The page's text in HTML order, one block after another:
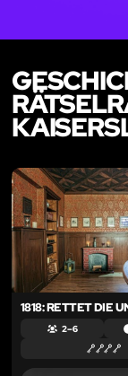
1818: RETTET DIE
2 – 6